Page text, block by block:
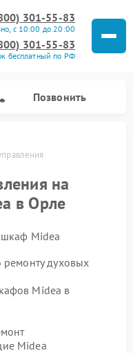
301-55-83
с 10:00 до 20:00
301-55-83
бесплатный по РФ
Позвонить
на
в Орле
Midea
духовых
Midea в
Midea